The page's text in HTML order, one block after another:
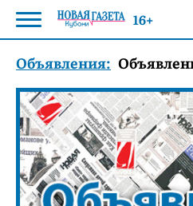
Объявления:
16+